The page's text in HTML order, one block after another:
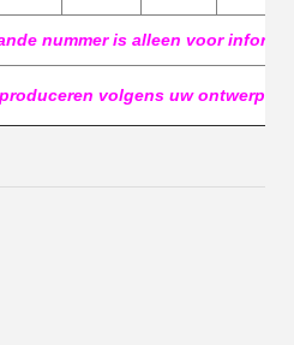
nummer is alleen voor
volgens uw ontwerpen!